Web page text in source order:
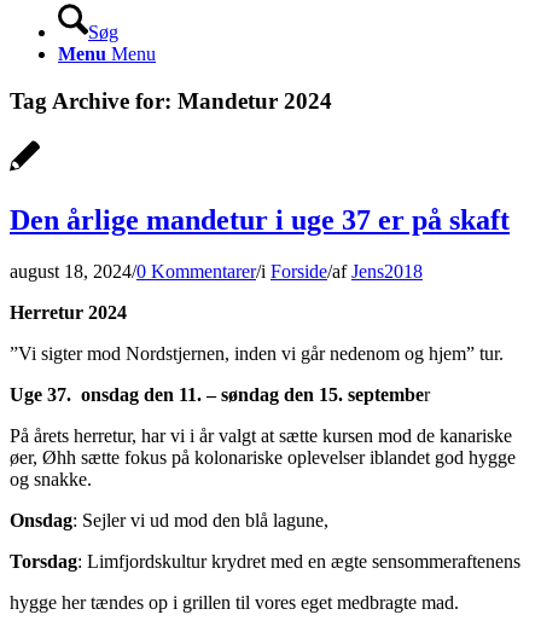
Søg
Menu Menu
Tag Archive for: Mandetur 2024
Den årlige mandetur i uge 37 er på skaft
august 18, 2024/0 Kommentarer/i Forside/afJens2018
Herretur 2024
”Vi sigter mod Nordstjernen, inden vi går nedenom og hjem” tur.
Uge 37. onsdag den 11. – søndag den 15. september
På årets herretur, har vi i år valgt at sætte kursen mod de kanariske
øer, Øhh sætte fokus på kolonariske oplevelser iblandet god hygge
og snakke.
Onsdag: Sejler vi ud mod den blå lagune,
Torsdag: Limfjordskultur krydret med en ægte sensommeraftenens
hygge her tændes op i grillen til vores eget medbragte mad.